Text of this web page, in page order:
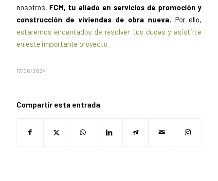
nosotros, FCM, tu aliado en servicios de promoción y
construcción de viviendas de obra nueva. Por ello,
estaremos encantados de resolver tus dudas y asistirte
en este importante proyecto
17/06/2024
Compartir esta entrada